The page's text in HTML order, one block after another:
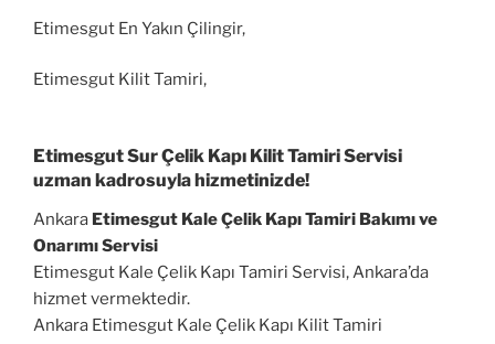
Etimesgut En Yakın Çilingir,
Etimesgut Kilit Tamiri,
Etimesgut Sur Çelik Kapı Kilit Tamiri Servisi
uzman kadrosuyla hizmetinizde!
Ankara Etimesgut Kale Çelik Kapı Tamiri Bakımı ve
Onarımı Servisi
Etimesgut Kale Çelik Kapı Tamiri Servisi, Ankara’da
hizmet vermektedir.
Ankara Etimesgut Kale Çelik Kapı Kilit Tamiri